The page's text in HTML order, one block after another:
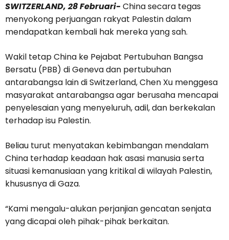
SWITZERLAND, 28 Februari-China secara tegas
menyokong perjuangan rakyat Palestin dalam
mendapatkan kembali hak mereka yang sah.
Wakil tetap China ke Pejabat Pertubuhan Bangsa
Bersatu (PBB) di Geneva dan pertubuhan
antarabangsa lain di Switzerland, Chen Xu menggesa
masyarakat antarabangsa agar berusaha mencapai
penyelesaian yang menyeluruh, adil, dan berkekalan
terhadap isu Palestin.
Beliau turut menyatakan kebimbangan mendalam
China terhadap keadaan hak asasi manusia serta
situasi kemanusiaan yang kritikal di wilayah Palestin,
khususnya di Gaza.
“Kami mengalu-alukan perjanjian gencatan senjata
yang dicapai oleh pihak-pihak berkaitan.